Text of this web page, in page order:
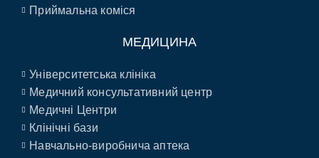
Приймальна коміся
МЕДИЦИНА
Університетська клініка
Медичний консультативний центр
Медичні Центри
Клінічні бази
Навчально-виробнича аптека